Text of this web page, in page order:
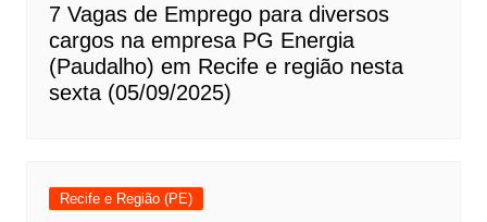
7 Vagas de Emprego para diversos
cargos na empresa PG Energia
(Paudalho) em Recife e região nesta
sexta (05/09/2025)
Recife e Região (PE)